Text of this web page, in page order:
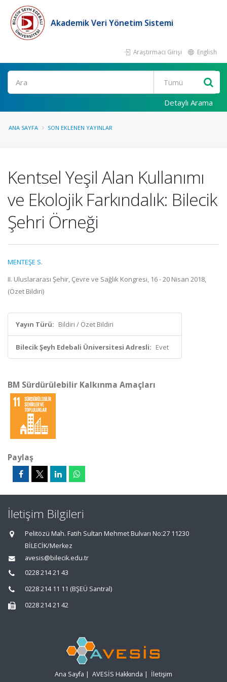
Akademik Veri Yönetim Sistemi
Araştırmacı Girişi English
Ara
Detaylı Arama
ANA SAYFA SON EKLENEN YAYINLAR
Kentsel Yeşil Alan Kullanımı
ve Ekolojik Farkındalık: Bilecik
Şehri Örneği
MENTEŞE S.
II. Uluslararası Şehir, Çevre ve Sağlık Kongresi, 16 - 20 Nisan 2018,
(Özet Bildiri)
Yayın Türü: Bildiri / Özet Bildiri
Bilecik Şeyh Edebali Üniversitesi Adresli: Evet
BM Sürdürülebilir Kalkınma Amaçları
Paylaş
İletişim Bilgileri
Pelitözü Mah. Fatih Sultan Mehmet Bulvarı No:27 11230
BİLECİK/Merkez
avesis@bilecik.edu.tr
0228 214 21 43
0228 214 11 11 (BŞEÜ Santral)
0228 214 21 42
Ana Sayfa | AVESİS Hakkında | İletişim